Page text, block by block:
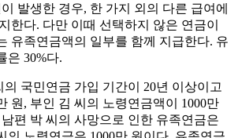
발생한 경우, 한 가지 외의 다른 급여에
한다. 다만 이때 선택하지 않은 연금이
유족연금액의 일부를 함께 지급한다. 유
은 30%다.
국민연금 가입 기간이 20년 이상이고
원, 부인 김 씨의 노령연금액이 1000만
편 박 씨의 사망으로 인한 유족연금은